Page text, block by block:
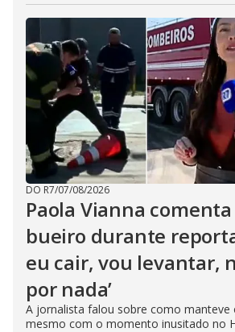
DO R7/07/08/2026
Paola Vianna
bueiro durante
eu cair, vou levantar,
por nada’
A jornalista falou sobre como manteve
mesmo com o momento inusitado no